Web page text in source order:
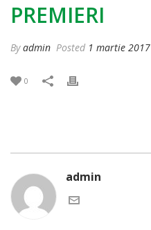
PREMIERI
Byadmin Posted 1 martie 2017
0
admin